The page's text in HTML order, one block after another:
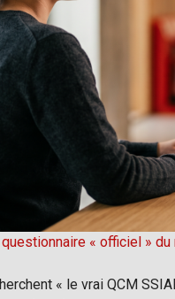
« officiel »
« le vrai QCM